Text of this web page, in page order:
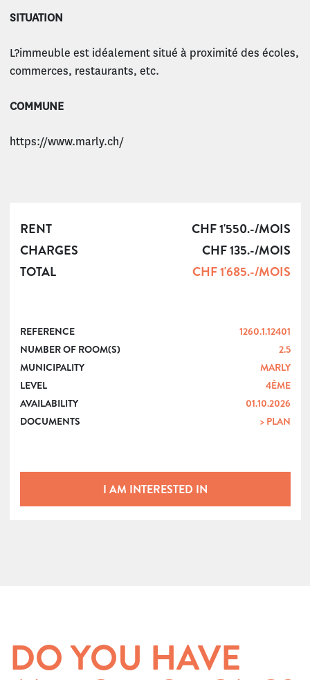
SITUATION
L?immeuble est idéalement situé à proximité des écoles,
commerces, restaurants, etc.
COMMUNE
https://www.marly.ch/
RENT
CHF 1'550.-/MOIS
CHARGES
CHF 135.-/MOIS
TOTAL
CHF 1'685.-/MOIS
REFERENCE
1260.1.12401
NUMBER OF ROOM(S)
2.5
MUNICIPALITY
MARLY
LEVEL
4ÈME
AVAILABILITY
01.10.2026
DOCUMENTS
> PLAN
I AM INTERESTED IN
DO YOU HAVE